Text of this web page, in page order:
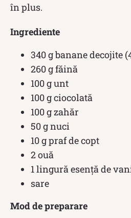
în plus.
Ingrediente
340 g banane decojite
260 g făină
100 g unt
100 g ciocolată
100 g zahăr
50 g nuci
10 g praf de copt
2 ouă
1 lingură esență de
sare
Mod de preparare